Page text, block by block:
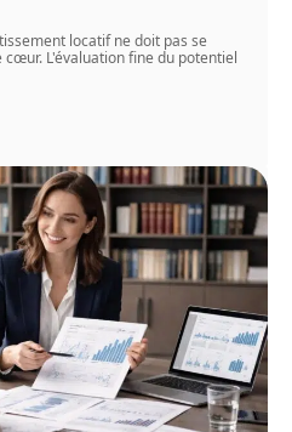
locatif ne doit pas se
L'évaluation fine du potentiel